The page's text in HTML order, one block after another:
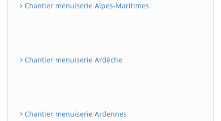
Chantier menuiserie Alpes-Maritimes
Chantier menuiserie Ardèche
Chantier menuiserie Ardennes